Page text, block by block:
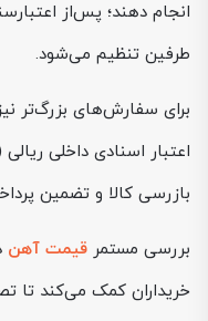
انجام دهند؛ پس‌از
طرفین تنظیم می‌شود.
برای سفارش‌های بزرگ‌تر
بازرسی کالا و تضمین
بررسی مستمر قیمت آهن
خریداران کمک می‌کند تا